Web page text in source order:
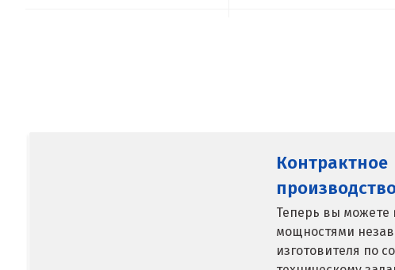
Калининград
Калуга
Каменск-Уральский
Контрактное
Теперь вы можете
мощностями
изготовителя по